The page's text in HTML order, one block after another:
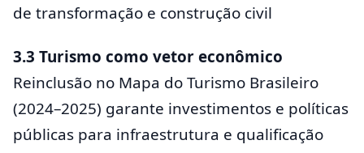
de transformação e construção civil
3.3 Turismo como vetor econômico
Reinclusão no Mapa do Turismo Brasileiro
(2024–2025) garante investimentos e políticas
públicas para infraestrutura e qualificação